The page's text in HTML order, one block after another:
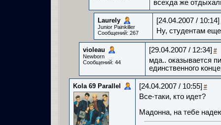
всехда же
Laurely­
Junior Painkiller
Сообщений: 267
[24.04.2007 / 10:14]
Ну, студентам
violeau­
Newborn
Сообщений: 44
[29.04.2007 / 12:34] #
мда.. оказывается
единственного
Kola 69 Parallel [24.04.2007 / 10:55] #
Все-таки, кто идет?
Мадонна, на тебе